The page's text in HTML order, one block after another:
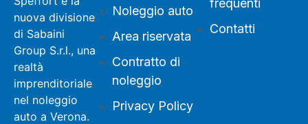
nuova divisione
di Sabaini
Group S.r.l., una
realtà
imprenditoriale
nel noleggio
auto a Verona.
Noleggio auto
Area riservata
Contratto di
noleggio
Privacy Policy
frequenti
Contatti